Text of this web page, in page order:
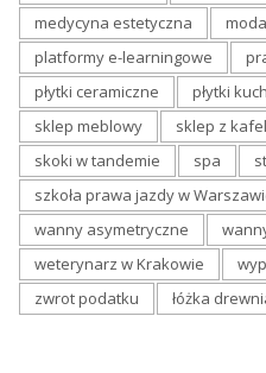
medycyna estetyczna
moda
platformy e-learningowe
płytki ceramiczne
płytki
sklep meblowy
sklep z
skoki w tandemie
spa
szkoła prawa jazdy w
wanny asymetryczne
weterynarz w Krakowie
zwrot podatku
łóżka